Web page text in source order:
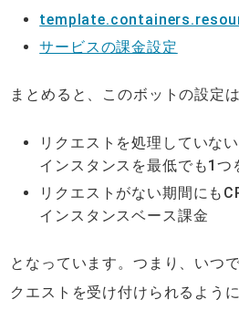
サービスの課金設定
まとめると、このボットの設定は
リクエストを処理していな
インスタンスを最低でも1つ
リクエストがない期間にも
インスタンスベース課金
となっています。つまり、いつ
クエストを受け付けられるよう